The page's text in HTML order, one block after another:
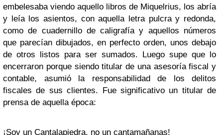
embelesaba viendo aquello libros de Miquelrius, los abría
y leía los asientos, con aquella letra pulcra y redonda,
como de cuadernillo de caligrafía y aquellos números
que parecían dibujados, en perfecto orden, unos debajo
de otros listos para ser sumados. Luego supe que lo
encerraron porque siendo titular de una asesoría fiscal y
contable, asumió la responsabilidad de los delitos
fiscales de sus clientes. Fue significativo un titular de
prensa de aquella época:
¡Soy un Cantalapiedra, no un cantamañanas!